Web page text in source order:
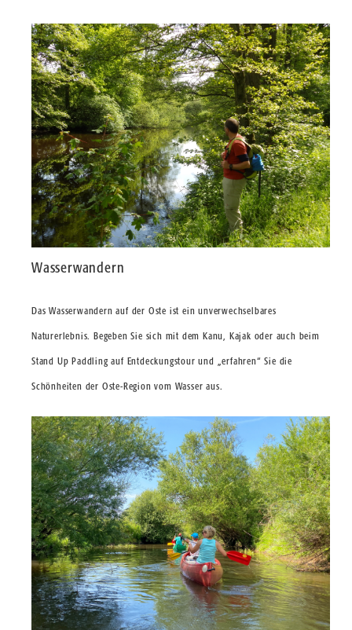
Wasserwandern
Das Wasserwandern auf der Oste ist ein unverwechselbares
Naturerlebnis. Begeben Sie sich mit dem Kanu, Kajak oder auch beim
Stand Up Paddling auf Entdeckungstour und „erfahren“ Sie die
Schönheiten der Oste-Region vom Wasser aus.